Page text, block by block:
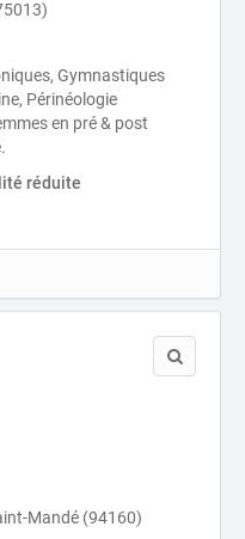
Gymnastiques
Périnéologie
en pré & post
réduite
Mandé (94160)